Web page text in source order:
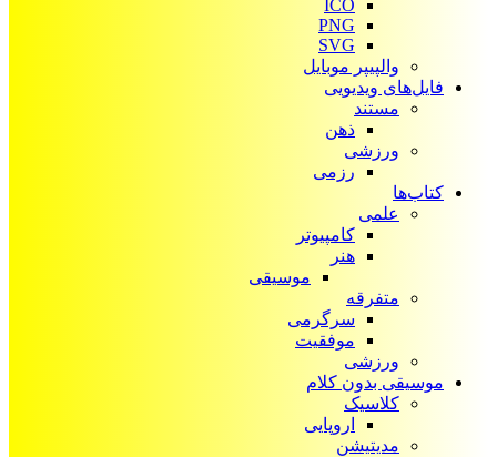
ICO
PNG
SVG
والپیپر موبایل
فایل‌های ویدیویی
مستند
ذهن
ورزشی
رزمی
کتاب‌ها
علمی
کامپیوتر
هنر
موسیقی
متفرقه
سرگرمی
موفقیت
ورزشی
موسیقی بدون کلام
کلاسیک
اروپایی
مدیتیشن